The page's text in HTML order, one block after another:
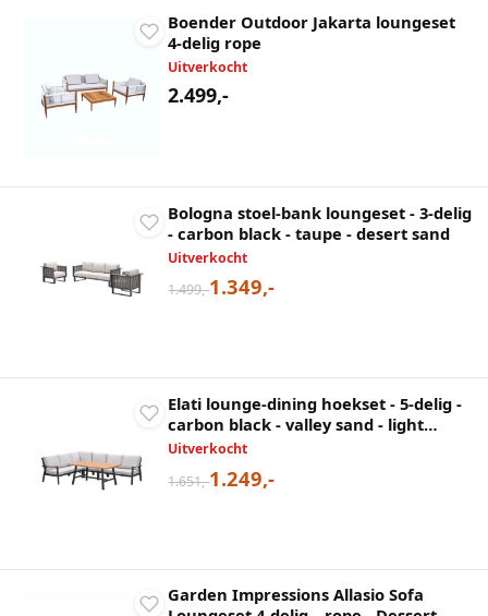
Boender Outdoor Jakarta loungeset
4-delig rope
Uitverkocht
2.499,-
Bologna stoel-bank loungeset - 3-delig
- carbon black - taupe - desert sand
Uitverkocht
1.499,-1.349,-
Elati lounge-dining hoekset - 5-delig -
carbon black - valley sand - light
teaklook
Uitverkocht
1.651,-1.249,-
Garden Impressions Allasio Sofa